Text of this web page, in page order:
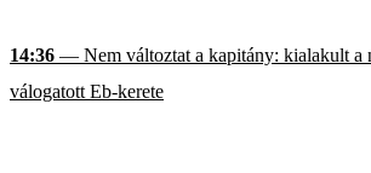
14:36 — Nem változtat a kapitány: kialakult a
válogatott Eb-kerete